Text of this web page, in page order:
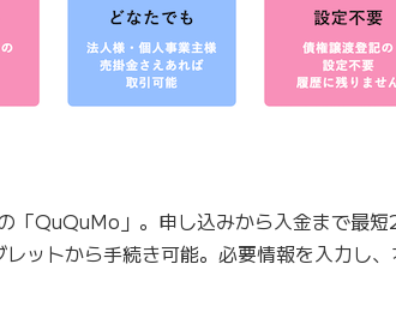
「QuQuMo」。申し込みから入金まで最
ットから手続き可能。必要情報を入力し、